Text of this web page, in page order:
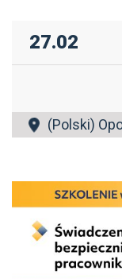
27.02
(Polski)